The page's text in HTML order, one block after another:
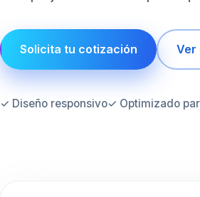
Solicita tu cotización Ver
✓ Diseño responsivo✓ Optimizado